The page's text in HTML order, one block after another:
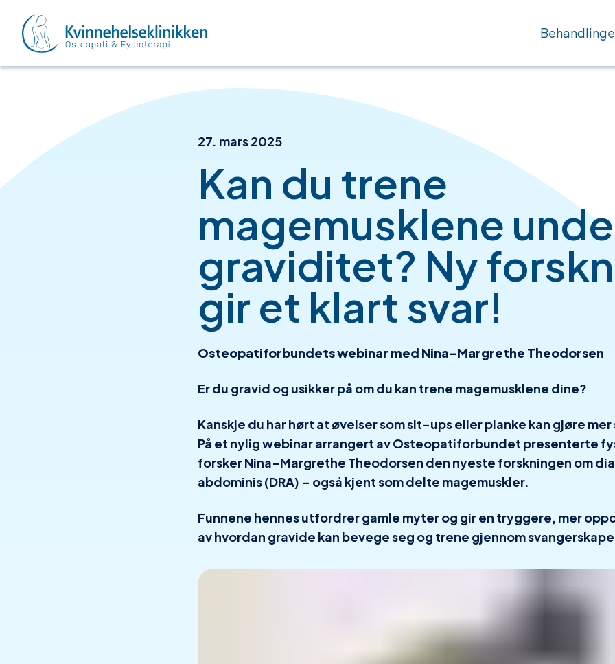
Forside
Publisert
27. mars 2025
Kan du trene
magemusklene
graviditet? Ny
gir et klart svar!
Osteopatiforbundets webinar med Nina-Margrethe Theodorsen
Er du gravid og usikker på om du kan trene magemusklene dine?
Kanskje du har hørt at øvelser som sit-ups eller planke kan gjøre
På et nylig webinar arrangert av Osteopatiforbundet presenterte
forsker Nina-Margrethe Theodorsen den nyeste forskningen om
abdominis (DRA) – også kjent som delte magemuskler.
Funnene hennes utfordrer gamle myter og gir en tryggere, mer
av hvordan gravide kan bevege seg og trene gjennom